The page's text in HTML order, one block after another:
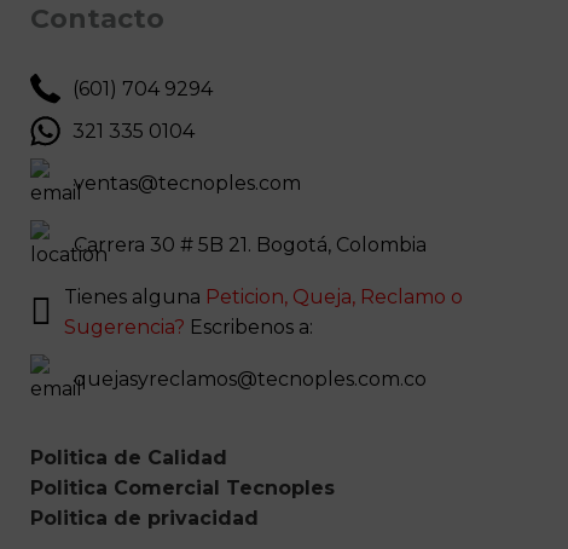
Contacto
(601) 704 9294
321 335 0104
ventas@tecnoples.com
Carrera 30 # 5B 21. Bogotá, Colombia
Tienes alguna Peticion, Queja, Reclamo o
Sugerencia? Escribenos a:
quejasyreclamos@tecnoples.com.co
Politica de Calidad
Politica Comercial Tecnoples
Politica de privacidad